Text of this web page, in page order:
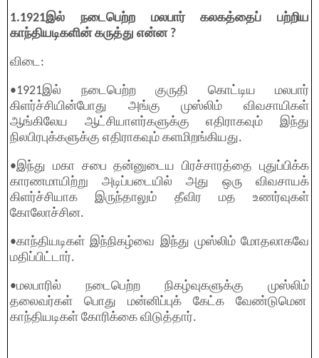
1.1921இல் நடைபெற்ற மலபார் கலகத்தைப் பற்றிய
காந்தியடிகளின் கருத்து என்ன ?
விடை:
•1921இல் நடைபெற்ற குருதி கொட்டிய மலபார்
கிளர்ச்சியின்போது அங்கு முஸ்லிம் விவசாயிகள்
ஆங்கிலேய ஆட்சியாளர்களுக்கு எதிராகவும் இந்து
நிலபிரபுக்களுக்கு எதிராகவும் களமிறங்கியது.
•இந்து மகா சபை தன்னுடைய பிரச்சாரத்தை புதுப்பிக்க
காரணமாயிற்று அடிப்படையில் அது ஒரு விவசாயக்
கிளர்ச்சியாக இருந்தாலும் தீவிர மத உணர்வுகள்
கோலோச்சின.
•காந்தியடிகள் இந்நிகழ்வை இந்து முஸ்லிம் மோதலாகவே
மதிப்பிட்டார்.
•மலபாரில் நடைபெற்ற நிகழ்வுகளுக்கு முஸ்லிம்
தலைவர்கள் பொது மன்னிப்புக் கேட்க வேண்டுமென
காந்தியடிகள் கோரிக்கை விடுத்தார்.